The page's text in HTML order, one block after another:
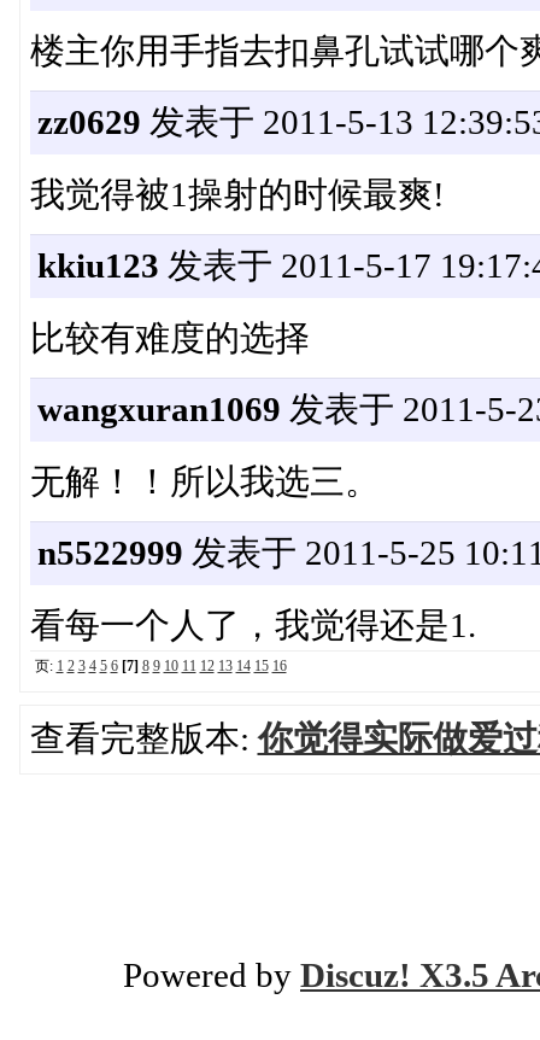
楼主你用手指去扣鼻孔试试哪个
zz0629 发表于 2011-5-13
我觉得被1操射的时候最爽!
kkiu123 发表于 2011-5-17
比较有难度的选择
wangxuran1069 发表于 2011-5-
无解！！所以我选三。
n5522999 发表于 2011-5-25
看每一个人了，我觉得还是1.
页: 1 2 3 4 5 6 [7] 8 9 10 11 12 13 14 15 16
查看完整版本:你觉得实际做爱
Powered by Discuz! X3.5